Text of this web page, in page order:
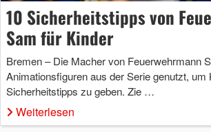
10 Sicherheitstipps von
Sam für Kinder
Bremen – Die Macher von Feuerwehrmann
Animationsfiguren aus der Serie genutzt, um
Sicherheitstipps zu geben. Zie …
Weiterlesen